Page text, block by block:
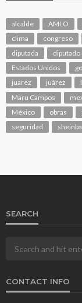
alcalde AMLO
clima
congreso
diputada
diputado
Estados Unidos
juarez
juárez
Maru Campos
México
obras
seguridad
SEARCH
CONTACT INFO